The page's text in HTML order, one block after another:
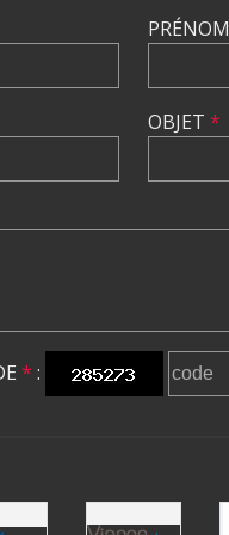
PRÉNOM
OBJET *
* :